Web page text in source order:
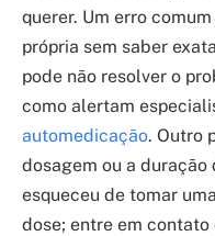
querer. Um erro
própria sem saber
pode não resolver o
como alertam
automedicação. Outro
dosagem ou a
esqueceu de tomar
dose; entre em contato